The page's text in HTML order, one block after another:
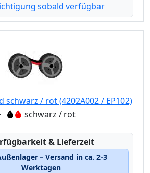
sobald verfügbar
schwarz / rot (4202A002 / EP102)
schwarz / rot
& Lieferzeit
– Versand in ca. 2-3
Werktagen